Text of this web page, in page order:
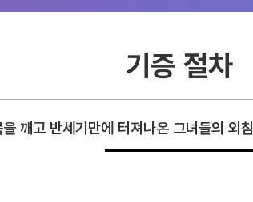
기증 절차
깨고 반세기만에 터져나온 그녀들의 외